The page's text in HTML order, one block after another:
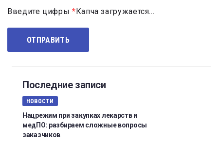
Введите цифры *Капча загружается...
Последние записи
НОВОСТИ
Нацрежим при закупках лекарств и
медПО: разбираем сложные вопросы
заказчиков